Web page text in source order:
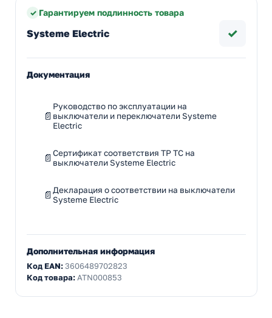
Гарантируем подлинность товара
Systeme Electric ✓
Документация
Руководство по эксплуатации на
выключатели и переключатели Systeme
Electric
Сертификат соответствия ТР ТС на
выключатели Systeme Electric
Декларация о соответствии на выключатели
Systeme Electric
Дополнительная информация
Код EAN:3606489702823
Код товара:ATN000853